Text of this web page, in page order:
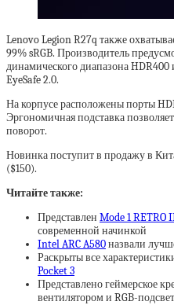
Lenovo Legion R27q также
99% sRGB. Производитель
динамического диапазона
EyeSafe 2.0.
На корпусе расположены порты
Эргономичная подставка
поворот.
Новинка поступит в продажу в
($150).
Читайте также:
Представлен Mode 1 RETRO
современной начинкой
Intel ARC A580назвали
Раскрыты все
Pocket 3
Представлено геймерское
вентилятором и RGB-